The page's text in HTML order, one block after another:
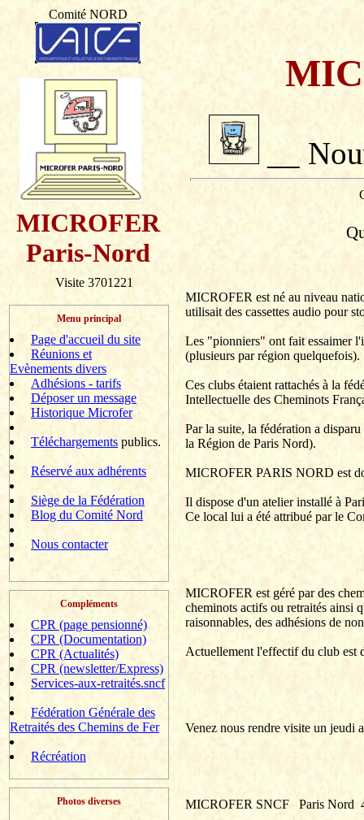
Comité NORD
MICROFER
Paris-Nord
Visite 3701221
Menu principal
Page d'accueil du site
Réunions et
Evènements divers
Adhésions - tarifs
Déposer un message
Historique Microfer
Téléchargements publics.
Réservé aux adhérents
Siège de la Fédération
Blog du Comité Nord
Nous contacter
Compléments
CPR (page pensionné)
CPR (Documentation)
CPR (Actualités)
CPR (newsletter/Express)
Services-aux-retraités.sncf
Fédération Générale des
Retraités des Chemins de Fer
Récréation
Photos diverses
__
MICROFER est né au niveau
utilisait des cassettes audio pour
Les "pionniers" ont fait essaimer
(plusieurs par région quelquefois).
Ces clubs étaient rattachés à la
Intellectuelle des Cheminots
Par la suite, la fédération a
la Région de Paris Nord).
MICROFER PARIS NORD est
Il dispose d'un atelier installé à
Ce local lui a été attribué par le
MICROFER est géré par des
cheminots actifs ou retraités ainsi
raisonnables, des adhésions de
Actuellement l'effectif du club est
Venez nous rendre visite un jeudi
MICROFER SNCF Paris Nord